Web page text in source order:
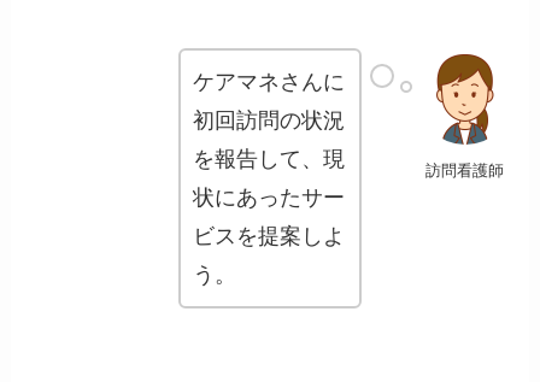
訪問看護師
ケアマネさんに
初回訪問の状況
を報告して、現
状にあったサー
ビスを提案しよ
う。